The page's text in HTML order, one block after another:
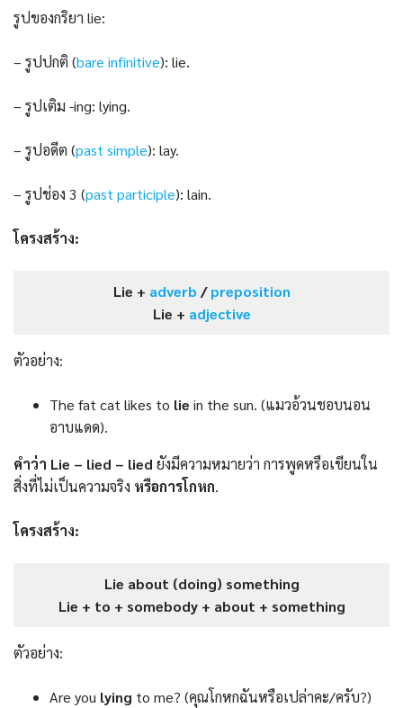
รูปของกริยา lie:
– รูปปกติ (bare infinitive): lie.
– รูปเติม -ing: lying.
– รูปอดีต (past simple): lay.
– รูปช่อง 3 (past participle): lain.
โครงสร้าง:
Lie + adverb /preposition
Lie + adjective
ตัวอย่าง:
The fat cat likes to lie in the sun. (แมวอ้วนชอบนอน
อาบแดด).
คำว่า Lie – lied – lied ยังมีความหมายว่า การพูดหรือเขียนใน
สิ่งที่ไม่เป็นความจริง หรือการโกหก.
โครงสร้าง:
Lie about (doing) something
Lie + to + somebody + about + something
ตัวอย่าง:
Are you lying to me? (คุณโกหกฉันหรือเปล่าคะ/ครับ?)